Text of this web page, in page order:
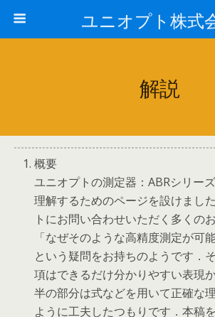
ユニオプト株式
解説
概要
ユニオプトの測定器：ABRシリー
理解するためのページを設けまし
トにお問い合わせいただく多くの
「なぜそのような高精度測定が可
という疑問をお持ちのようです．
項はできるだけ分かりやすい表現
半の部分は式などを用いて正確な
ように工夫したつもりです．本稿